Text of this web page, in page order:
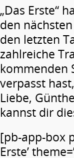
„Das Erste“
den
den letzten
zahlreiche
kommenden
verpasst
Liebe,
kannst dir
[pb-app-box
Erste’